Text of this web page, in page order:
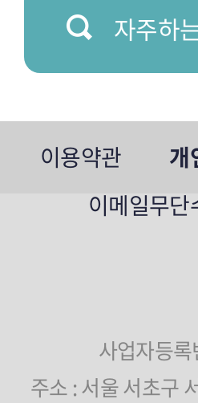
자주하
이용약관
개
이메일무단
사업자등
주소 : 서울 서초구